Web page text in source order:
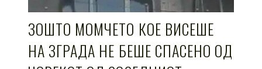
ЗОШТО МОМЧЕТО КОЕ ВИСЕШЕ
НА ЗГРАДА НЕ БЕШЕ СПАСЕНО ОД